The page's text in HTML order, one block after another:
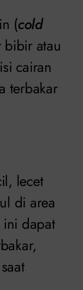
(cold
bibir atau
cairan
terbakar
lecet
di area
ini dapat